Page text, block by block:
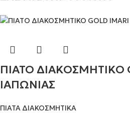
ΠΙΑΤΟ ΔΙΑΚΟΣΜΗΤΙΚΟ
ΙΑΠΩΝΙΑΣ
ΠΙΑΤΑ ΔΙΑΚΟΣΜΗΤΙΚΑ